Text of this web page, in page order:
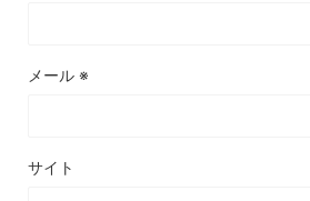
メール ※
サイト